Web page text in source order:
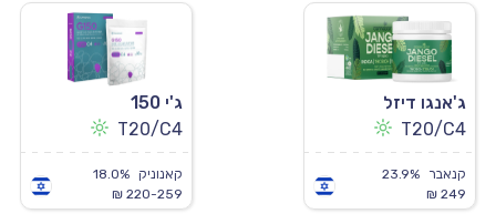
ג'אנגו דיזל
T20/C4
קנאבר
23.9%
249 ₪
ג'י 150
T20/C4
קאנוניק
18.0%
220-259 ₪